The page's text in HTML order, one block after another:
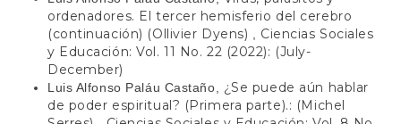
ordenadores. El tercer hemisferio del cerebro
(continuación) (Ollivier Dyens)
Ciencias Sociales
y Educación: Vol. 11 No. 22 (2022): (July-
December)
Luis Alfonso Paláu Castaño, ¿Se puede aún hablar
de poder espiritual? (Primera parte).: (Michel